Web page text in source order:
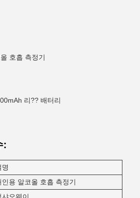
호흡 측정기
리?? 배터리
:
명
인용 알코올 호흡 측정기